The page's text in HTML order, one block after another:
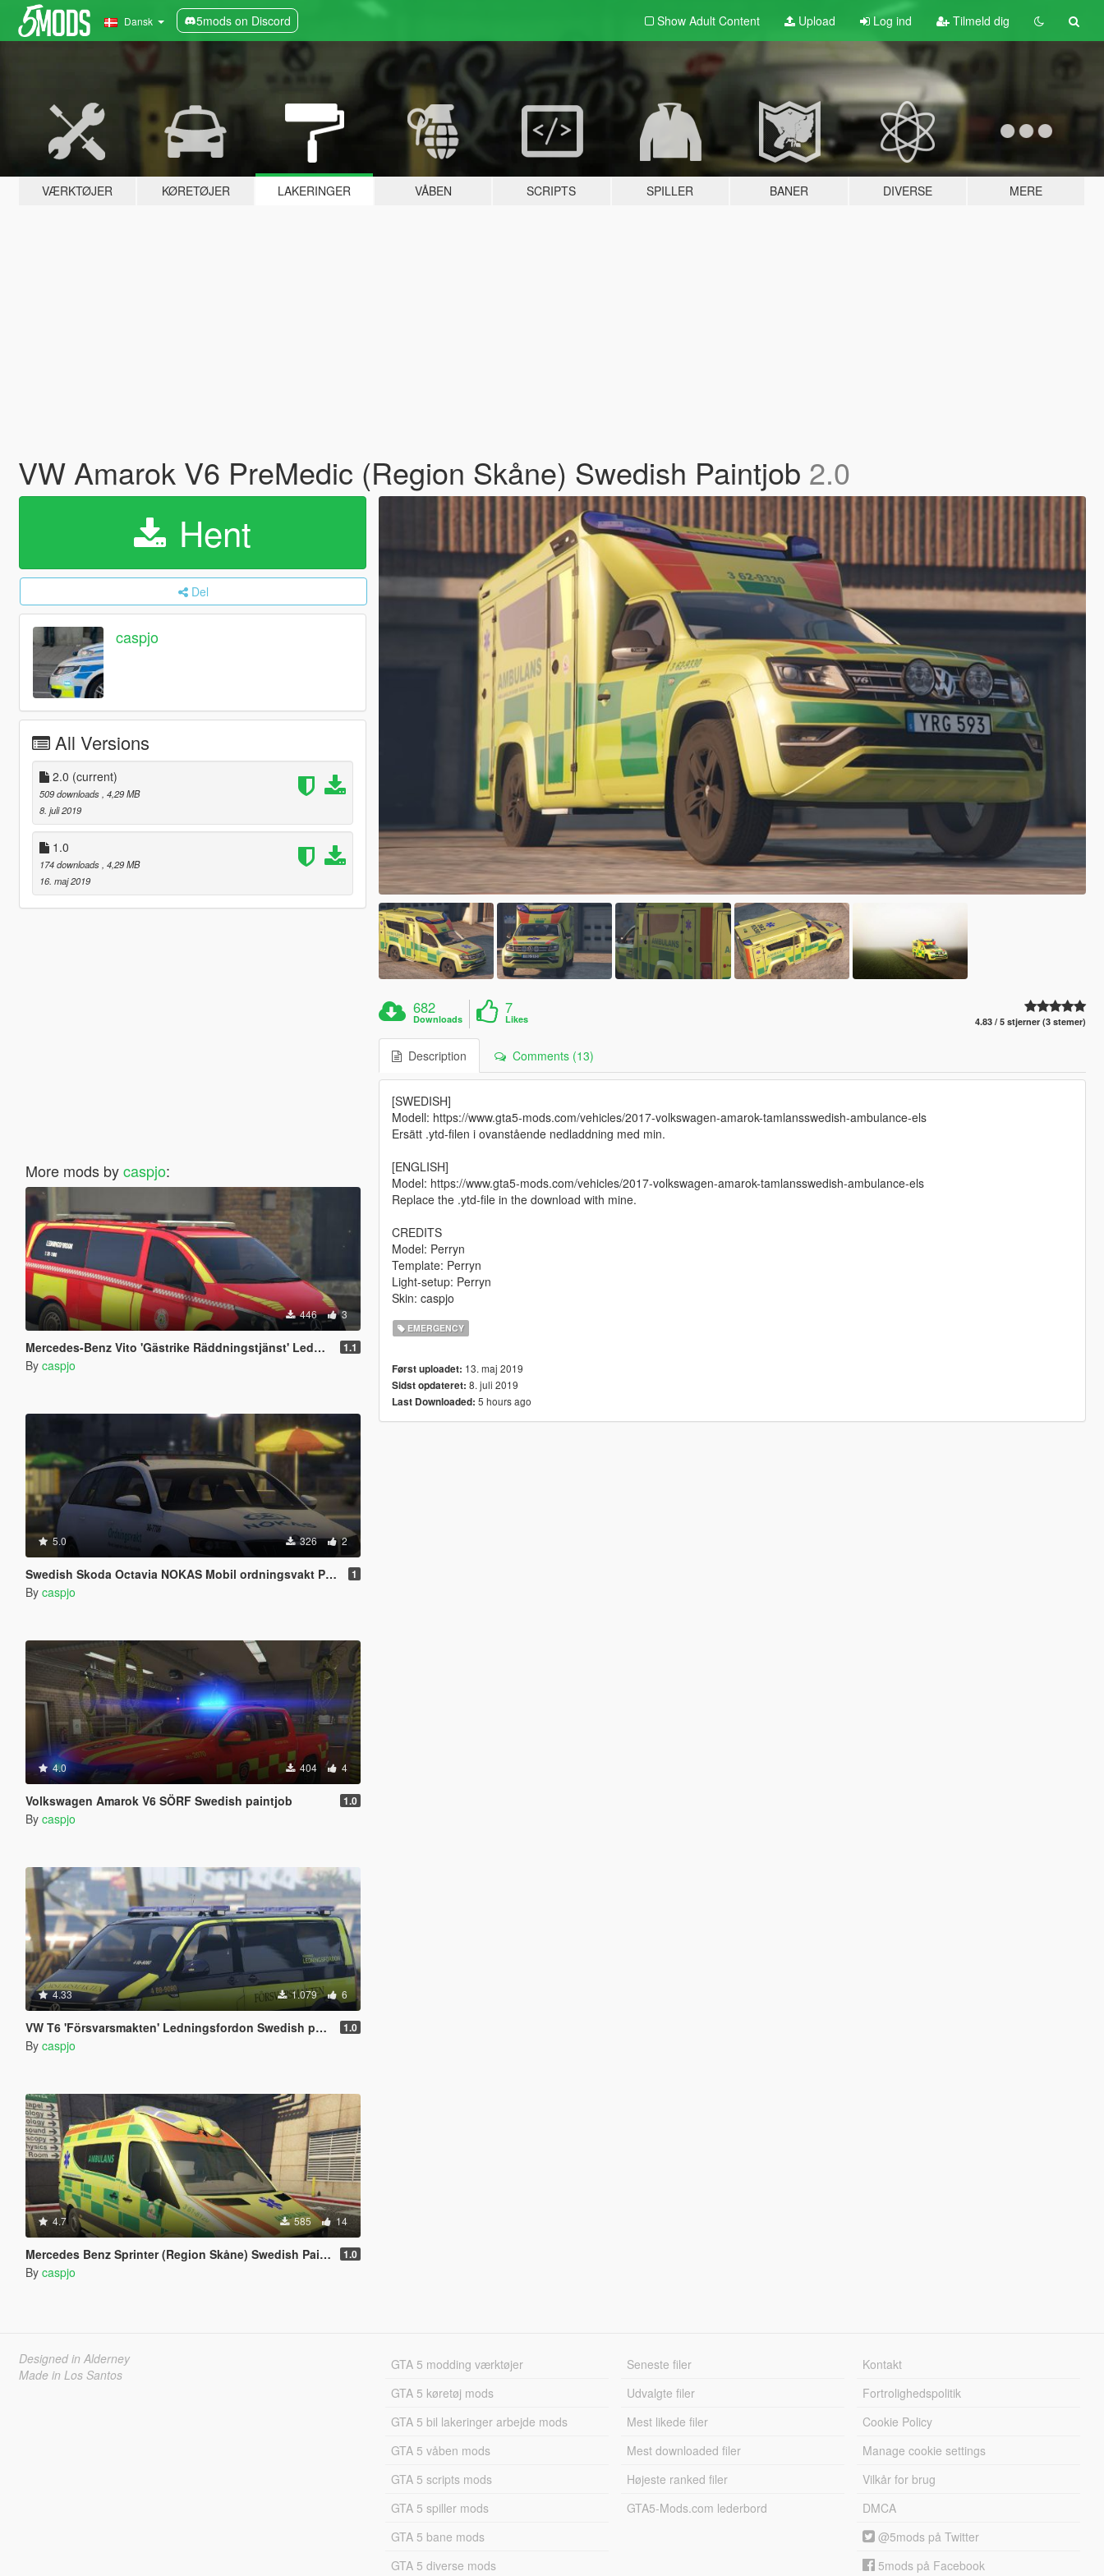
Dansk 5mods on Discord Show Adult Content Upload Log ind Tilmeld dig
VÆRKTØJER KØRETØJER LAKERINGER VÅBEN SCRIPTS SPILLER BANER DIVERSE MERE
VW Amarok V6 PreMedic (Region Skåne) Swedish Paintjob 2.0
Hent
Del
caspjo
All Versions
2.0 (current)
509 downloads , 4,29 MB
8. juli 2019
1.0
174 downloads , 4,29 MB
16. maj 2019
More mods bycaspjo:
446 3
Mercedes-Benz Vito 'Gästrike Räddningstjänst' Ledningsfordon Swedish paintjob 1.1
By caspjo
5.0 326 2
Swedish Skoda Octavia NOKAS Mobil ordningsvakt Paintjob 1
By caspjo
4.0 404 4
Volkswagen Amarok V6 SÖRF Swedish paintjob 1.0
By caspjo
4.33 1.079 6
VW T6 'Försvarsmakten' Ledningsfordon Swedish paintjob 1.0
By caspjo
4.7 585 14
Mercedes Benz Sprinter (Region Skåne) Swedish Paintjob 1.0
By caspjo
682
Downloads
7
Likes 4.83 / 5 stjerner (3 stemer)
Description Comments (13)
[SWEDISH]
Modell: https://www.gta5-mods.com/vehicles/2017-volkswagen-amarok-tamlansswedish-ambulance-els
Ersätt .ytd-filen i ovanstående nedladdning med min.
[ENGLISH]
Model: https://www.gta5-mods.com/vehicles/2017-volkswagen-amarok-tamlansswedish-ambulance-els
Replace the .ytd-file in the download with mine.
CREDITS
Model: Perryn
Template: Perryn
Light-setup: Perryn
Skin: caspjo
EMERGENCY
Først uploadet: 13. maj 2019
Sidst opdateret: 8. juli 2019
Last Downloaded: 5 hours ago
Designed in Alderney
Made in Los Santos
GTA 5 modding værktøjer
GTA 5 køretøj mods
GTA 5 bil lakeringer arbejde mods
GTA 5 våben mods
GTA 5 scripts mods
GTA 5 spiller mods
GTA 5 bane mods
GTA 5 diverse mods
Seneste filer
Udvalgte filer
Mest likede filer
Mest downloaded filer
Højeste ranked filer
GTA5-Mods.com lederbord
Kontakt
Fortrolighedspolitik
Cookie Policy
Manage cookie settings
Vilkår for brug
DMCA
@5mods på Twitter
5mods på Facebook